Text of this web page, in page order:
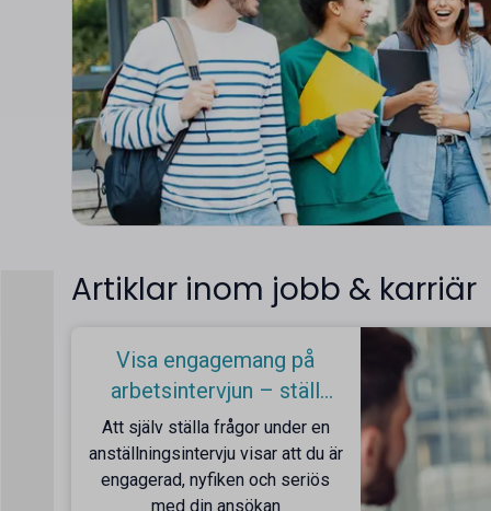
Artiklar inom jobb & karriär
Visa engagemang på
arbetsintervjun – ställ
frågor!
Att själv ställa frågor under en
anställningsintervju visar att du är
engagerad, nyfiken och seriös
med din ansökan